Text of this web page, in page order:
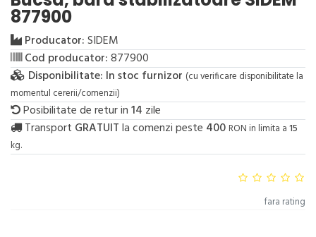
877900
Producator:SIDEM
Cod producator:877900
Disponibilitate: In stoc furnizor (cu verificare disponibilitate la
momentul cererii/comenzii)
Posibilitate de retur in14 zile
Transport GRATUITla comenzi peste 400 RON in limita a15
kg.
fara rating